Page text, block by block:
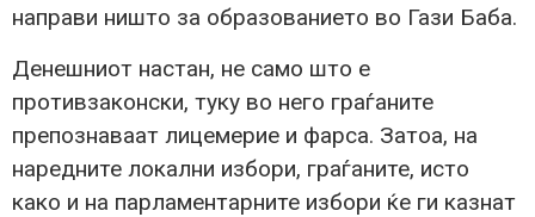
направи ништо за образованието во Гази Баба.
Денешниот настан, не само што е
противзаконски, туку во него граѓаните
препознаваат лицемерие и фарса. Затоа, на
наредните локални избори, граѓаните, исто
како и на парламентарните избори ќе ги казнат